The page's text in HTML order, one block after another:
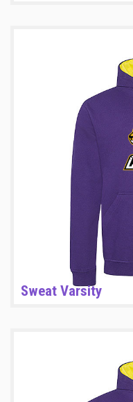
Sweat Varsity